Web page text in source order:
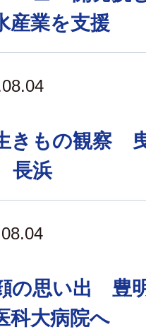
産業を支援
きもの観察
長浜
の思い出 豊
大病院へ